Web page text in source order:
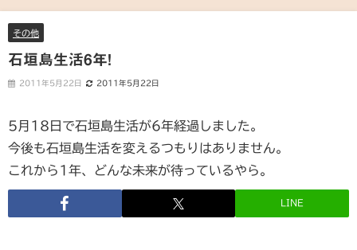
その他
石垣島生活6年!
2011年5月22日 2011年5月22日
5月18日で石垣島生活が6年経過しました。
今後も石垣島生活を変えるつもりはありません。
これから1年、どんな未来が待っているやら。
LINE